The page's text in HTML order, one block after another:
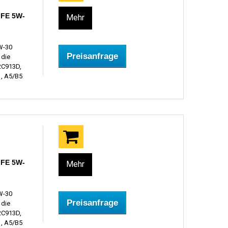
5W-
30
die
A5/B5
Mehr
Preisanfrage
5W-
30
die
A5/B5
Mehr
Preisanfrage